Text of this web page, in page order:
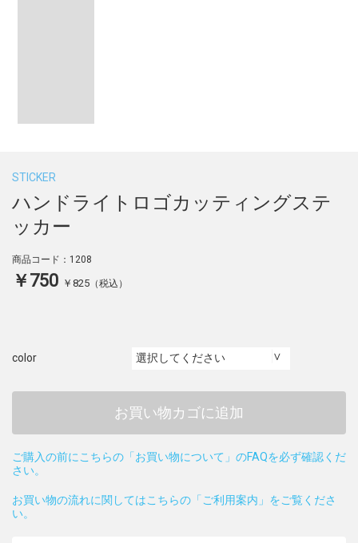
STICKER
ハンドライトロゴカッティングステ
ッカー
商品コード：1208
￥750 ￥825 （税込）
color
お買い物カゴに追加
ご購入の前にこちらの「お買い物について」のFAQを必ず確認くだ
さい。
お買い物の流れに関してはこちらの「ご利用案内」をご覧くださ
い。